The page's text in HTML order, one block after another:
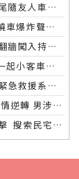
【花蓮斧頭攻擊案】前夫尾隨友人車返家 潛入斧砍前妻 遭警方逮捕移送
(影音)新天堂樂園驚見火燒車爆炸聲連連 警消撲滅後竟現焦屍
花蓮國中校園驚魂！男子翻牆闖入持刀挑釁 師生機警制伏
(影音)花蓮市富強路發生一起小客車衝入早餐店的事故造成多位民眾受傷
花蓮縣政府強化獨居老人緊急救援系統 打造安心安全環境
太平洋公園發現女浮屍 案情逆轉 男涉嫌兇殺後冷眼旁觀
「吉安分局握情資拂曉出擊 搜索民宅查獲毒品咖啡包」